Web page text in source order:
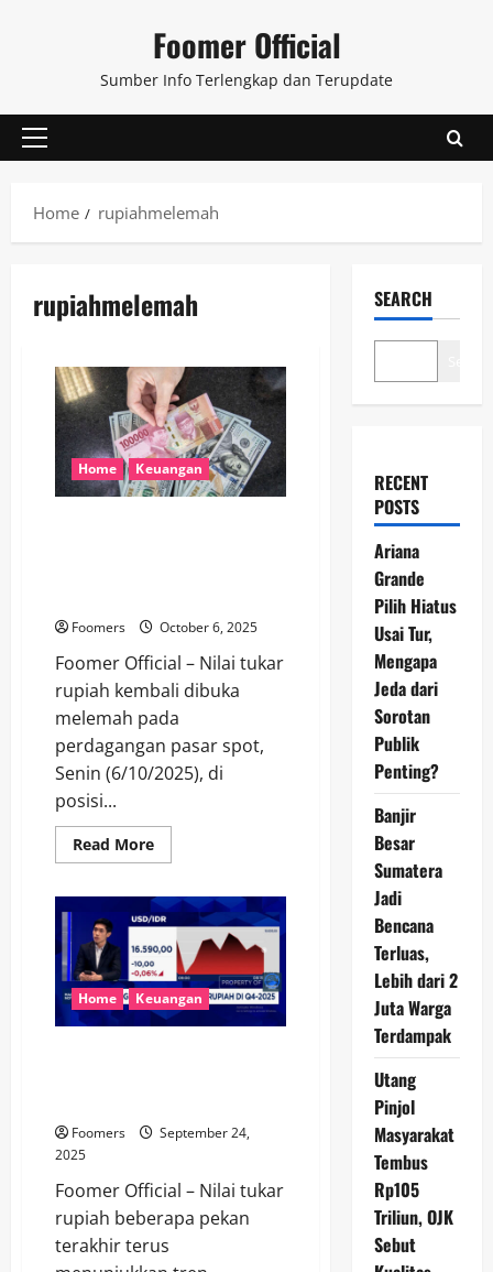
Foomer Official
Sumber Info Terlengkap dan Terupdate
Primary
Home
rupiahmelemah
rupiahmelemah
Home Keuangan
Foomers October 6, 2025
Foomer Official – Nilai tukar
rupiah kembali dibuka
melemah pada
perdagangan pasar spot,
Senin (6/10/2025), di
posisi...
Read MoreRead
more
Tertekan
ke
Level
Rp16.578
per
Dolar
AS,
Analis
Sebut
Home Keuangan
Foomers
September 24,
2025
Foomer Official – Nilai tukar
rupiah beberapa pekan
terakhir terus
SEARCH
RECENT
POSTS
Ariana
Grande
Pilih Hiatus
Usai Tur,
Mengapa
Jeda dari
Sorotan
Publik
Penting?
Banjir
Besar
Sumatera
Jadi
Bencana
Terluas,
Lebih dari 2
Juta Warga
Terdampak
Utang
Pinjol
Masyarakat
Tembus
Rp105
Triliun, OJK
Sebut